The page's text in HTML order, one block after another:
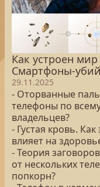
Как устроен
Смартфоны-
29.11.2025
- Оторванные
телефоны по
владельцев?
- Густая кровь.
влияет на
- Теория
от нескольких
попкорн?